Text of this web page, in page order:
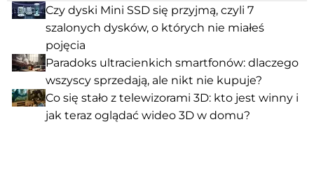
Czy dyski Mini SSD się przyjmą, czyli 7
szalonych dysków, o których nie miałeś
pojęcia
Paradoks ultracienkich smartfonów: dlaczego
wszyscy sprzedają, ale nikt nie kupuje?
Co się stało z telewizorami 3D: kto jest winny i
jak teraz oglądać wideo 3D w domu?